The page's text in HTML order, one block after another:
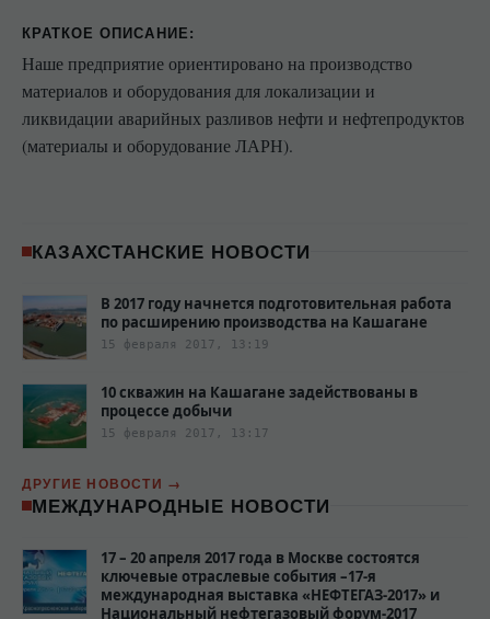
КРАТКОЕ ОПИСАНИЕ:
Наше предприятие ориентировано на производство
материалов и оборудования для локализации и
ликвидации аварийных разливов нефти и нефтепродуктов
(материалы и оборудование ЛАРН).
КАЗАХСТАНСКИЕ НОВОСТИ
В 2017 году начнется подготовительная работа
по расширению производства на Кашагане
15 февраля 2017, 13:19
10 скважин на Кашагане задействованы в
процессе добычи
15 февраля 2017, 13:17
ДРУГИЕ НОВОСТИ
МЕЖДУНАРОДНЫЕ НОВОСТИ
17 – 20 апреля 2017 года в Москве состоятся
ключевые отраслевые события –17-я
международная выставка «НЕФТЕГАЗ-2017» и
Национальный нефтегазовый форум-2017